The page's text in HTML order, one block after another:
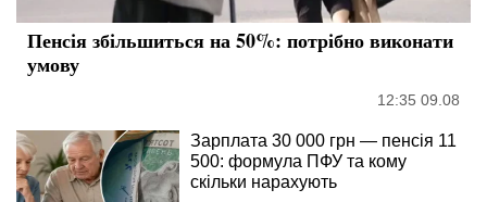
Пенсія збільшиться на 50%: потрібно виконати
умову
12:35 09.08
Зарплата 30 000 грн — пенсія 11
500: формула ПФУ та кому
скільки нарахують